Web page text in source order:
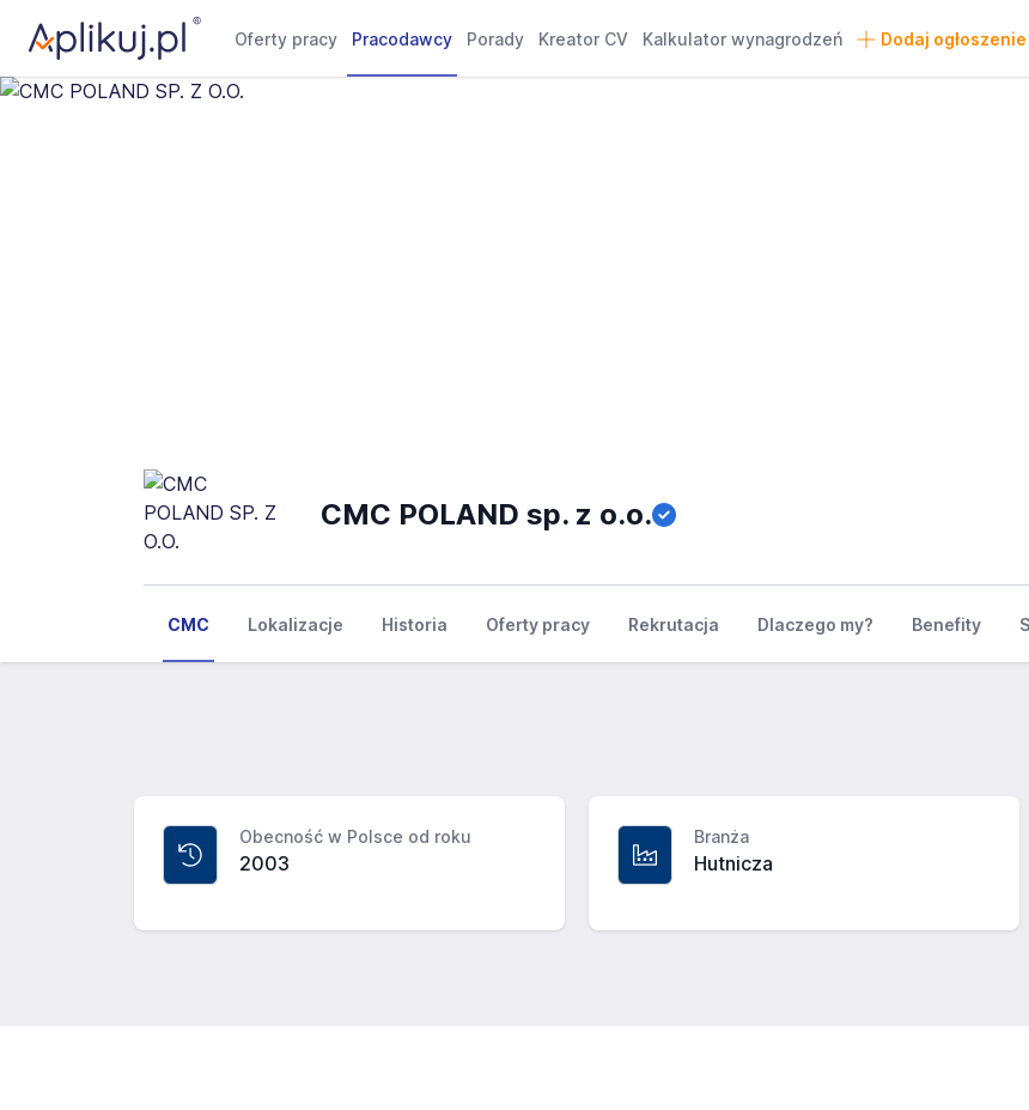
Oferty pracy Pracodawcy Porady Kreator CV Kalkulator wynagrodzeń Dodaj ogłoszenie
CMC POLAND sp. z o.o.
CMC Lokalizacje Historia Oferty pracy Rekrutacja Dlaczego my? Benefity
Obecność w Polsce od roku
2003
Branża
Hutnicza